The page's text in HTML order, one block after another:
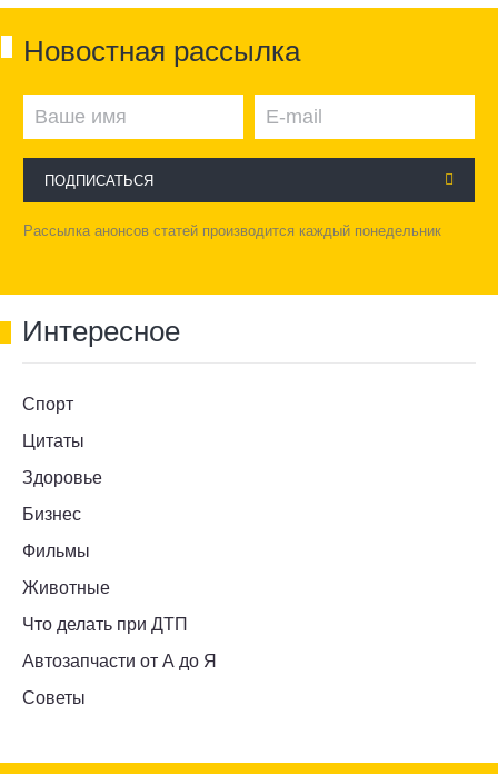
Новостная рассылка
ПОДПИСАТЬСЯ
Рассылка анонсов статей производится каждый понедельник
Интересное
Спорт
Цитаты
Здоровье
Бизнес
Фильмы
Животные
Что делать при ДТП
Автозапчасти от А до Я
Советы